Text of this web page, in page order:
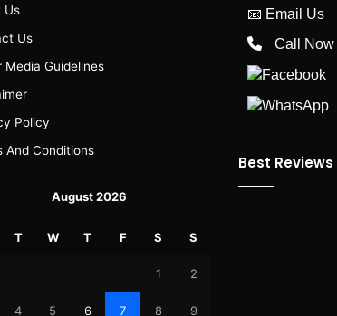
Us
Us
Media Guidelines
Policy
And Conditions
August 2026
T W T F S S
1 2
4 5 6 7 8 9
📧 Email Us
Call Now
Best Reviews